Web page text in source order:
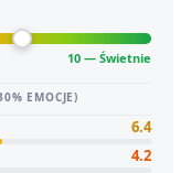
10 — Świetnie
EMOCJE)
6.4
4.2